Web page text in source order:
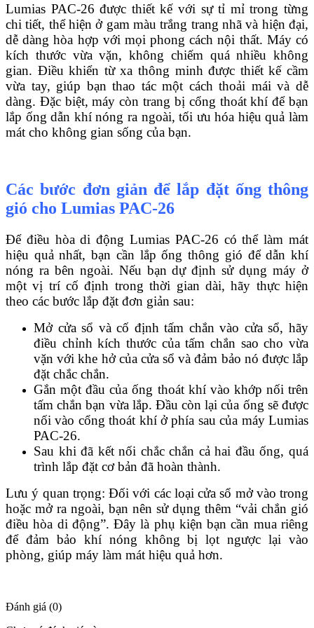
Lumias PAC-26 được thiết kế với sự tỉ mỉ trong từng
chi tiết, thể hiện ở gam màu trắng trang nhã và hiện đại,
dễ dàng hòa hợp với mọi phong cách nội thất. Máy có
kích thước vừa vặn, không chiếm quá nhiều không
gian. Điều khiển từ xa thông minh được thiết kế cầm
vừa tay, giúp bạn thao tác một cách thoải mái và dễ
dàng. Đặc biệt, máy còn trang bị cổng thoát khí để bạn
lắp ống dẫn khí nóng ra ngoài, tối ưu hóa hiệu quả làm
mát cho không gian sống của bạn.
Các bước đơn giản để lắp đặt ống thông
gió cho Lumias PAC-26
Để điều hòa di động Lumias PAC-26 có thể làm mát
hiệu quả nhất, bạn cần lắp ống thông gió để dẫn khí
nóng ra bên ngoài. Nếu bạn dự định sử dụng máy ở
một vị trí cố định trong thời gian dài, hãy thực hiện
theo các bước lắp đặt đơn giản sau:
Mở cửa sổ và cố định tấm chắn vào cửa sổ, hãy
điều chỉnh kích thước của tấm chắn sao cho vừa
vặn với khe hở của cửa sổ và đảm bảo nó được lắp
đặt chắc chắn.
Gắn một đầu của ống thoát khí vào khớp nối trên
tấm chắn bạn vừa lắp. Đầu còn lại của ống sẽ được
nối vào cổng thoát khí ở phía sau của máy Lumias
PAC-26.
Sau khi đã kết nối chắc chắn cả hai đầu ống, quá
trình lắp đặt cơ bản đã hoàn thành.
Lưu ý quan trọng: Đối với các loại cửa sổ mở vào trong
hoặc mở ra ngoài, bạn nên sử dụng thêm “vải chắn gió
điều hòa di động”. Đây là phụ kiện bạn cần mua riêng
để đảm bảo khí nóng không bị lọt ngược lại vào
phòng, giúp máy làm mát hiệu quả hơn.
Đánh giá (0)